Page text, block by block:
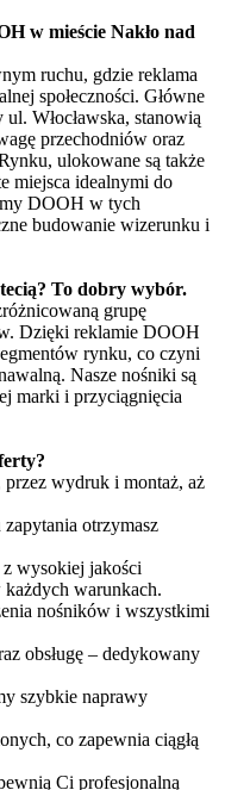
w mieście Nakło nad
ruchu, gdzie reklama
społeczności. Główne
Włocławska, stanowią
przechodniów oraz
ulokowane są także
miejsca idealnymi do
DOOH w tych
budowanie wizerunku i
To dobry wybór.
grupę
Dzięki reklamie DOOH
rynku, co czyni
Nasze nośniki są
marki i przyciągnięcia
przez wydruk i montaż, aż
otrzymasz
wysokiej jakości
każdych warunkach.
nośników i wszystkimi
obsługę – dedykowany
szybkie naprawy
co zapewnia ciągłą
Ci profesjonalną